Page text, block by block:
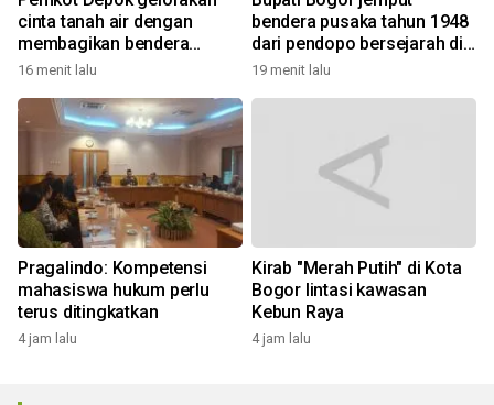
cinta tanah air dengan
membagikan bendera
merah putih
16 menit lalu
bendera pusaka tahun 1948
dari pendopo bersejarah di
Desa Malasari
19 menit lalu
Pragalindo: Kompetensi
mahasiswa hukum perlu
terus ditingkatkan
4 jam lalu
Kirab "Merah Putih" di Kota
Bogor lintasi kawasan
Kebun Raya
4 jam lalu